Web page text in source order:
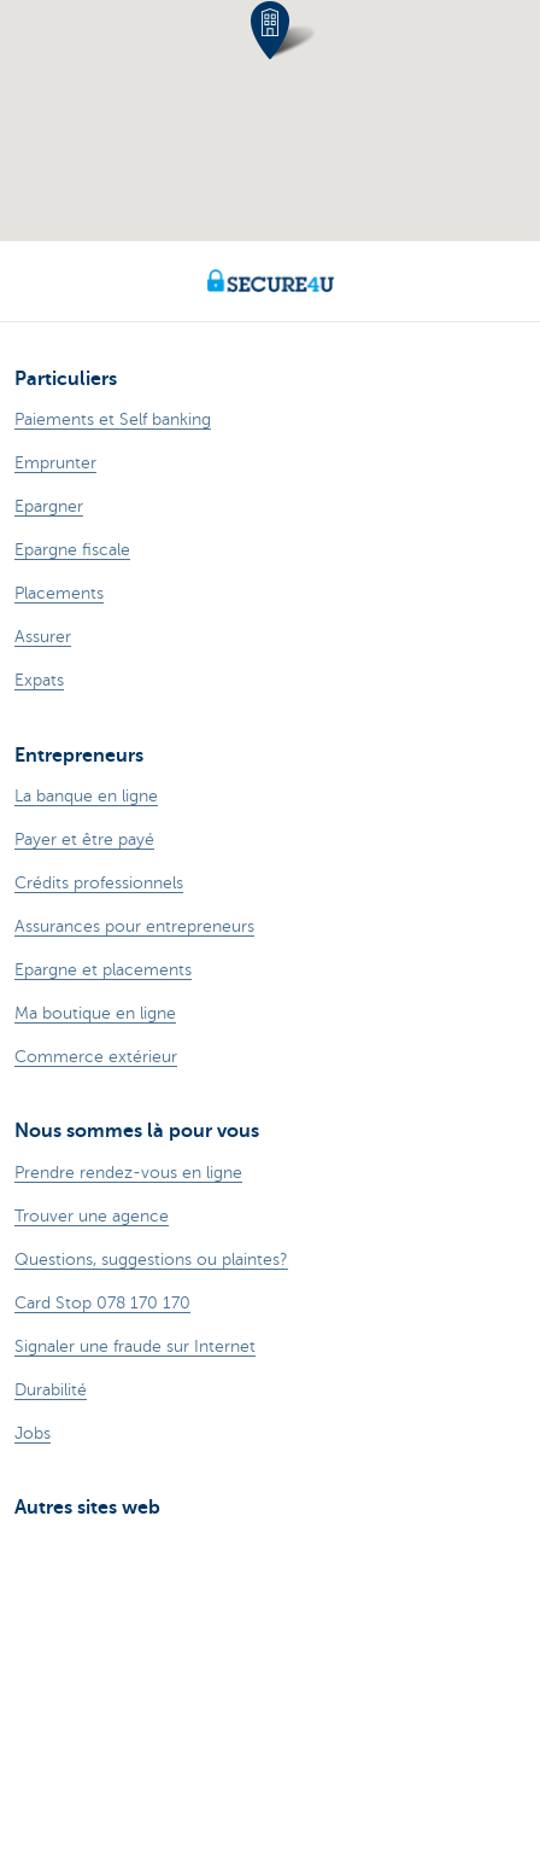
Particuliers
Paiements et Self banking
Emprunter
Epargner
Epargne fiscale
Placements
Assurer
Expats
Entrepreneurs
La banque en ligne
Payer et être payé
Crédits professionnels
Assurances pour entrepreneurs
Epargne et placements
Ma boutique en ligne
Commerce extérieur
Nous sommes là pour vous
Prendre rendez-vous en ligne
Trouver une agence
Questions, suggestions ou plaintes?
Card Stop 078 170 170
Signaler une fraude sur Internet
Durabilité
Jobs
Autres sites web